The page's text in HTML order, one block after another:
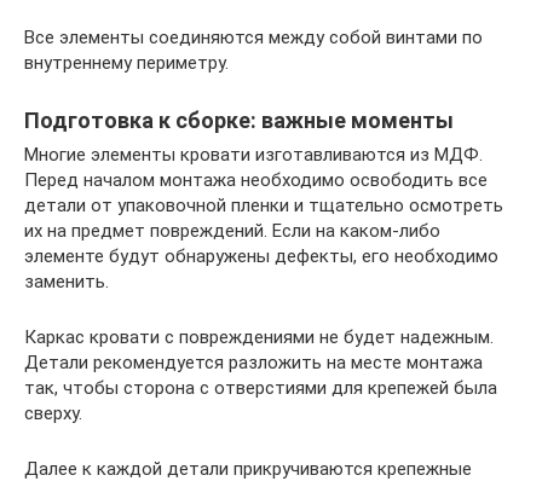
Все элементы соединяются между собой винтами по
внутреннему периметру.
Подготовка к сборке: важные моменты
Многие элементы кровати изготавливаются из МДФ.
Перед началом монтажа необходимо освободить все
детали от упаковочной пленки и тщательно осмотреть
их на предмет повреждений. Если на каком-либо
элементе будут обнаружены дефекты, его необходимо
заменить.
Каркас кровати с повреждениями не будет надежным.
Детали рекомендуется разложить на месте монтажа
так, чтобы сторона с отверстиями для крепежей была
сверху.
Далее к каждой детали прикручиваются крепежные